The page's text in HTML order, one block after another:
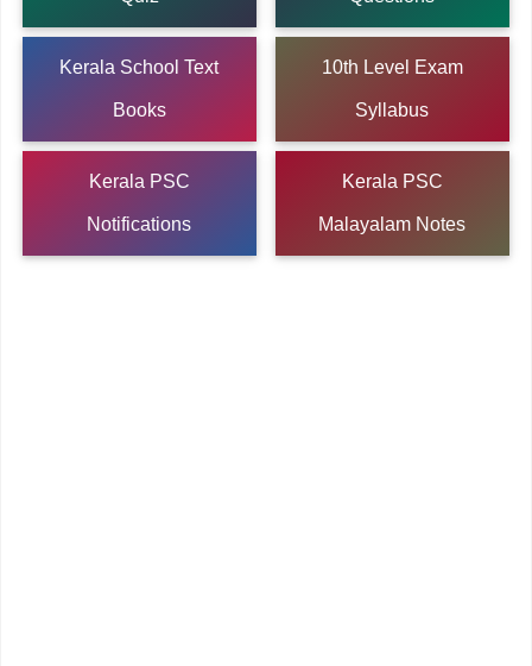
Kerala School Text
Books
10th Level Exam
Syllabus
Kerala PSC
Notifications
Kerala PSC
Malayalam Notes